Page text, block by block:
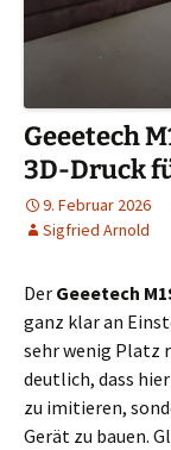
Geeetech
3D-Druck
9. Februar 2026
Sigfried Arnold
Der Geeetech
ganz klar an
sehr wenig Platz
deutlich, dass
zu imitieren,
Gerät zu bauen.